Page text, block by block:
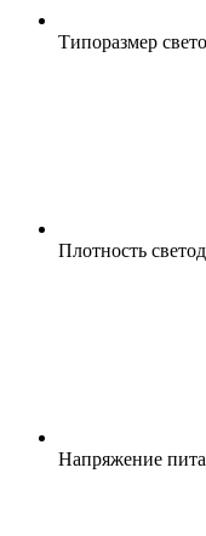
Типоразмер
Плотность
Напряжение